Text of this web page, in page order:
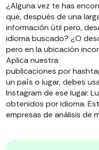
¿Alguna vez te has
que, después de una
información útil pero,
idioma buscado? ¿O
pero en la ubicación
Aplica nuestra
publicaciones por
un país o lugar, debes
Instagram de ese lugar.
obtenidos por idioma.
empresas de análisis de